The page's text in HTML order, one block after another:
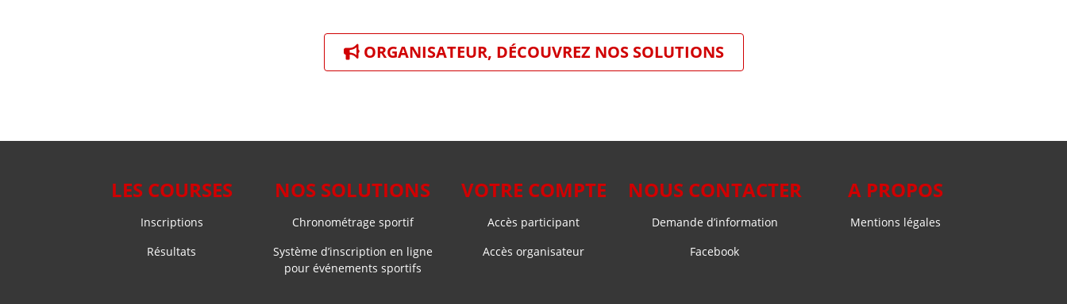
ORGANISATEUR, DÉCOUVREZ NOS SOLUTIONS
LES COURSES
Inscriptions
Résultats
NOS SOLUTIONS
Chronométrage sportif
Système d’inscription en ligne
pour événements sportifs
VOTRE COMPTE
Accès participant
Accès organisateur
NOUS CONTACTER
Demande d’information
Facebook
A PROPOS
Mentions légales